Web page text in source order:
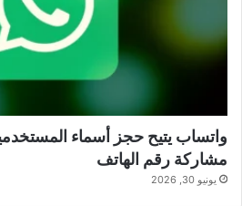
واتساب يتيح حجز أسماء
مشاركة رقم الهاتف
يونيو 30, 2026